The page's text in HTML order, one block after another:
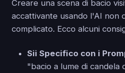
Creare una scena di bacio
accattivante usando l'AI non
complicato. Ecco alcuni
Sii Specifico con i
"bacio a lume di candela